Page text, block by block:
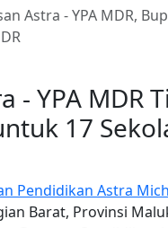
Astra - YPA MDR,
- YPA MDR
17
Pendidikan Astra
Barat, Provinsi